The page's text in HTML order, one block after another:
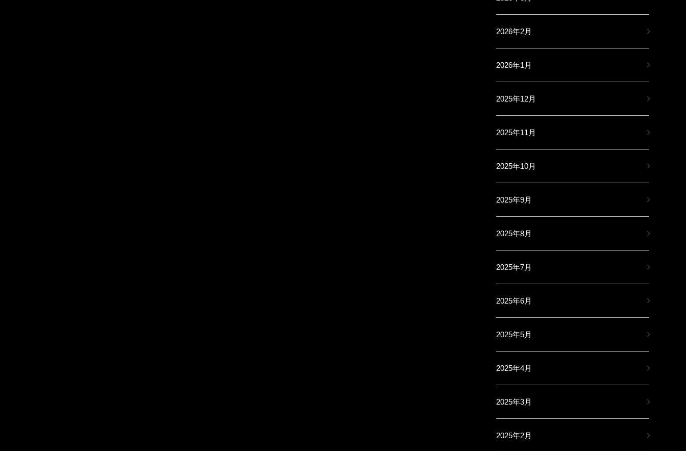
2026年2月
2026年1月
2025年12月
2025年11月
2025年10月
2025年9月
2025年8月
2025年7月
2025年6月
2025年5月
2025年4月
2025年3月
2025年2月